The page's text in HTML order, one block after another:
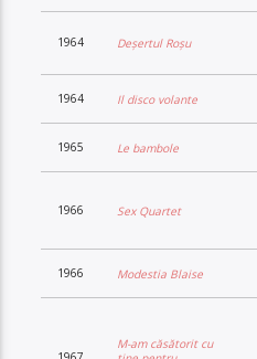
1964 Deșertul Roșu
1964 Il disco volante
1965 Le bambole
1966 Sex Quartet
1966 Modestia Blaise
M-am căsătorit cu